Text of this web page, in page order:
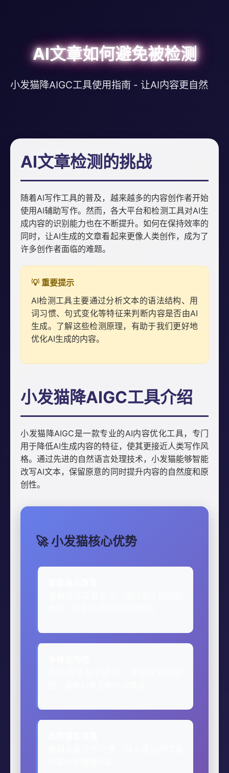
AI文章如何避免被检测
小发猫降AIGC工具使用指南 - 让AI内容更自然
AI文章检测的挑战
随着AI写作工具的普及，越来越多的内容创作者开始
使用AI辅助写作。然而，各大平台和检测工具对AI生
成内容的识别能力也在不断提升。如何在保持效率的
同时，让AI生成的文章看起来更像人类创作，成为了
许多创作者面临的难题。
💡 重要提示
AI检测工具主要通过分析文本的语法结构、用
词习惯、句式变化等特征来判断内容是否由AI
生成。了解这些检测原理，有助于我们更好地
优化AI生成的内容。
小发猫降AIGC工具介绍
小发猫降AIGC是一款专业的AI内容优化工具，专门
用于降低AI生成内容的特征，使其更接近人类写作风
格。通过先进的自然语言处理技术，小发猫能够智能
改写AI文本，保留原意的同时提升内容的自然度和原
创性。
🚀 小发猫核心优势